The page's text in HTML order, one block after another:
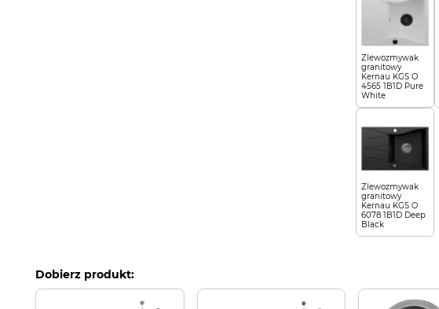
Zlewozmywak
granitowy
Kernau KGS O
4565 1B1D Pure
White
Zlewozmywak
granitowy
Kernau KGS O
6078 1B1D Deep
Black
Dobierz produkt: